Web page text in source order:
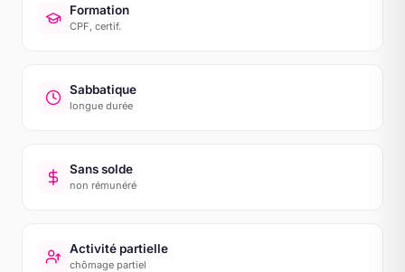
Formation
CPF, certif.
Sabbatique
longue durée
Sans solde
non rémunéré
Activité partielle
chômage partiel